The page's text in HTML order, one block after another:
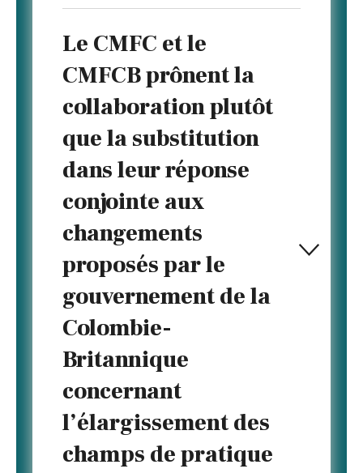
Le CMFC et le
CMFCB prônent la
collaboration plutôt
que la substitution
dans leur réponse
conjointe aux
changements
proposés par le
gouvernement de la
Colombie-
Britannique
concernant
l’élargissement des
champs de pratique